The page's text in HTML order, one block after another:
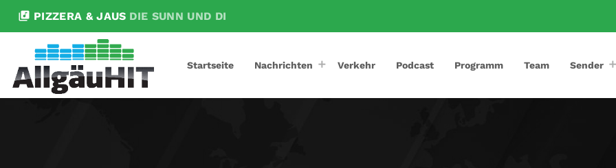
library_music PIZZERA & JAUS DIE SUNN UND DI
Startseite Nachrichten Verkehr Podcast Programm Team Sender